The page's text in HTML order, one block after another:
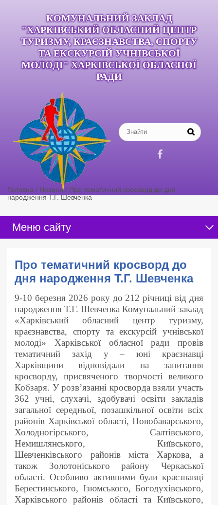
КОМУНАЛЬНИЙ ЗАКЛАД
"ХАРКІВСЬКИЙ ОБЛАСНИЙ ЦЕНТР
ТУРИЗМУ, КРАЄЗНАВСТВА, СПОРТУ
ТА ЕКСКУРСІЙ УЧНІВСЬКОЇ
МОЛОДІ" ХАРКІВСЬКОЇ ОБЛАСНОЇ
РАДИ

Головна / Новини / Про тематичний кросворд до дня
народження Т.Г. Шевченка
Меню сайту
Про тематичний кросворд до
дня народження Т.Г. Шевченка
9-10 березня 2026 року до 212 річниці від дня
народження Т.Г. Шевченка Комунальний заклад
«Харківський обласний центр туризму,
краєзнавства, спорту та екскурсій учнівської
молоді» Харківської обласної ради провів
тематичний захід у – юні краєзнавці
Харківщини відповідали на запитання
кросворду, присвяченого творчості великого
Кобзаря. У розв’язанні кросворда взяли участь
362 учні, слухачі, здобувачі освіти закладів
загальної середньої, позашкільної освіти всіх
районів Харківської області, Новобаварського,
Холодногірського, Салтівського,
Немишлянського, Київського,
Шевченківського районів міста Харкова, а
також Золотоніського району Черкаської
області. Особливо активними були краєзнавці
Берестинського, Ізюмського, Богодухівського,
Харківського районів області та Київського,